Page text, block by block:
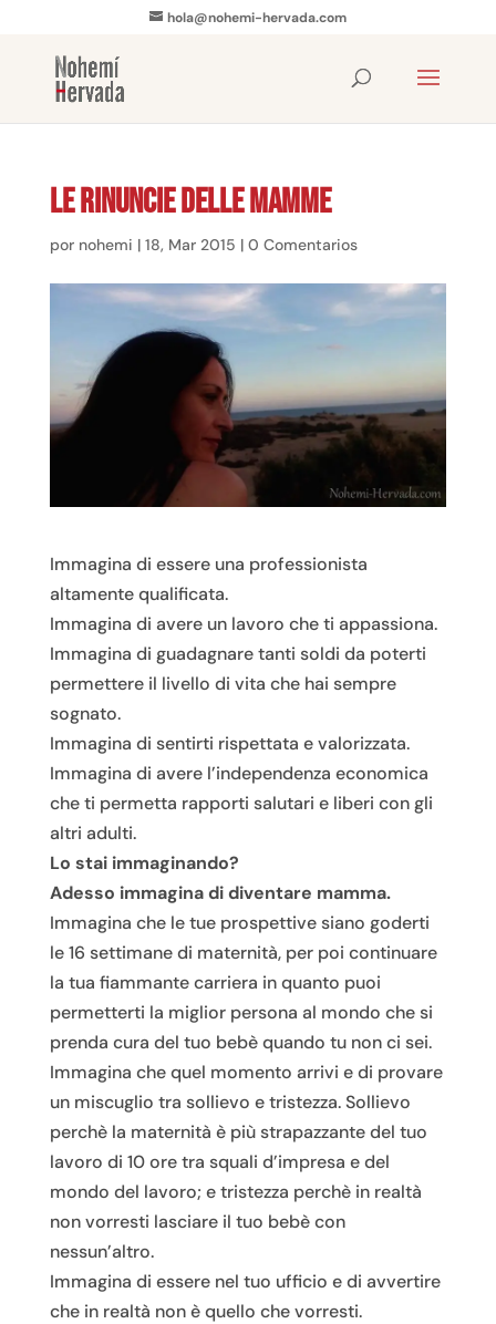
hola@nohemi-hervada.com
Le rinuncie delle mamme
por nohemi | 18, Mar 2015 | 0 Comentarios
Immagina di essere una professionista
altamente qualificata.
Immagina di avere un lavoro che ti appassiona.
Immagina di guadagnare tanti soldi da poterti
permettere il livello di vita che hai sempre
sognato.
Immagina di sentirti rispettata e valorizzata.
Immagina di avere l’independenza economica
che ti permetta rapporti salutari e liberi con gli
altri adulti.
Lo stai immaginando?
Adesso immagina di diventare mamma.
Immagina che le tue prospettive siano goderti
le 16 settimane di maternità, per poi continuare
la tua fiammante carriera in quanto puoi
permetterti la miglior persona al mondo che si
prenda cura del tuo bebè quando tu non ci sei.
Immagina che quel momento arrivi e di provare
un miscuglio tra sollievo e tristezza. Sollievo
perchè la maternità è più strapazzante del tuo
lavoro di 10 ore tra squali d’impresa e del
mondo del lavoro; e tristezza perchè in realtà
non vorresti lasciare il tuo bebè con
nessun’altro.
Immagina di essere nel tuo ufficio e di avvertire
che in realtà non è quello che vorresti.